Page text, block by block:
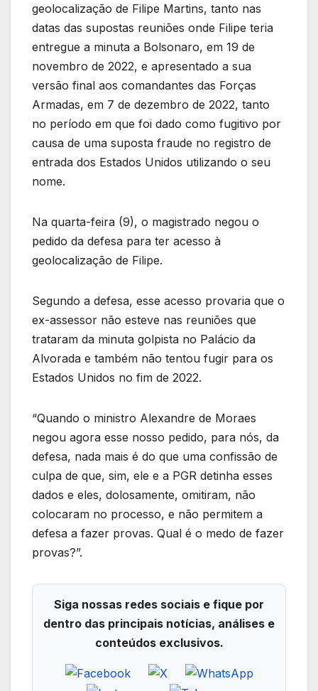
geolocalização de Filipe Martins, tanto nas
datas das supostas reuniões onde Filipe teria
entregue a minuta a Bolsonaro, em 19 de
novembro de 2022, e apresentado a sua
versão final aos comandantes das Forças
Armadas, em 7 de dezembro de 2022, tanto
no período em que foi dado como fugitivo por
causa de uma suposta fraude no registro de
entrada dos Estados Unidos utilizando o seu
nome.
Na quarta-feira (9), o magistrado negou o
pedido da defesa para ter acesso à
geolocalização de Filipe.
Segundo a defesa, esse acesso provaria que o
ex-assessor não esteve nas reuniões que
trataram da minuta golpista no Palácio da
Alvorada e também não tentou fugir para os
Estados Unidos no fim de 2022.
“Quando o ministro Alexandre de Moraes
negou agora esse nosso pedido, para nós, da
defesa, nada mais é do que uma confissão de
culpa de que, sim, ele e a PGR detinha esses
dados e eles, dolosamente, omitiram, não
colocaram no processo, e não permitem a
defesa a fazer provas. Qual é o medo de fazer
provas?”.
Siga nossas redes sociais e fique por
dentro das principais notícias, análises e
conteúdos exclusivos.